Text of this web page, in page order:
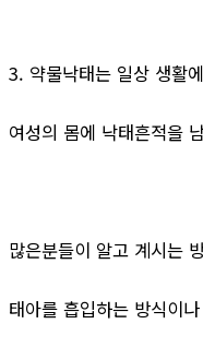
3. 약물낙태는 일상 생활
여성의 몸에 낙태흔적을
많은분들이 알고 계시는
태아를 흡입하는 방식이